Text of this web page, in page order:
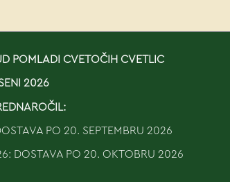
POMLADI CVETOČIH CVETLIC
2026
PO 20. SEPTEMBRU 2026
DOSTAVA PO 20. OKTOBRU 2026